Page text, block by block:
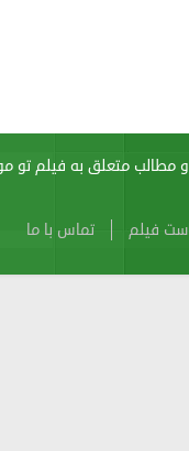
sitemap Atom